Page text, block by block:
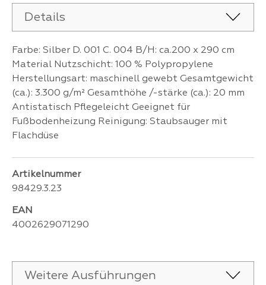
Details
Farbe: Silber D. 001 C. 004 B/H: ca.200 x 290 cm
Material Nutzschicht: 100 % Polypropylene
Herstellungsart: maschinell gewebt Gesamtgewicht
(ca.): 3.300 g/m² Gesamthöhe /-stärke (ca.): 20 mm
Antistatisch Pflegeleicht Geeignet für
Fußbodenheizung Reinigung: Staubsauger mit
Flachdüse
Artikelnummer
98429.3.23
EAN
4002629071290
Weitere Ausführungen